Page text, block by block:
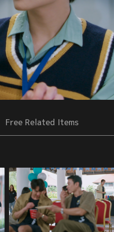
Free Related Items